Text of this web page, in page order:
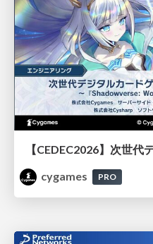
cygames
PRO